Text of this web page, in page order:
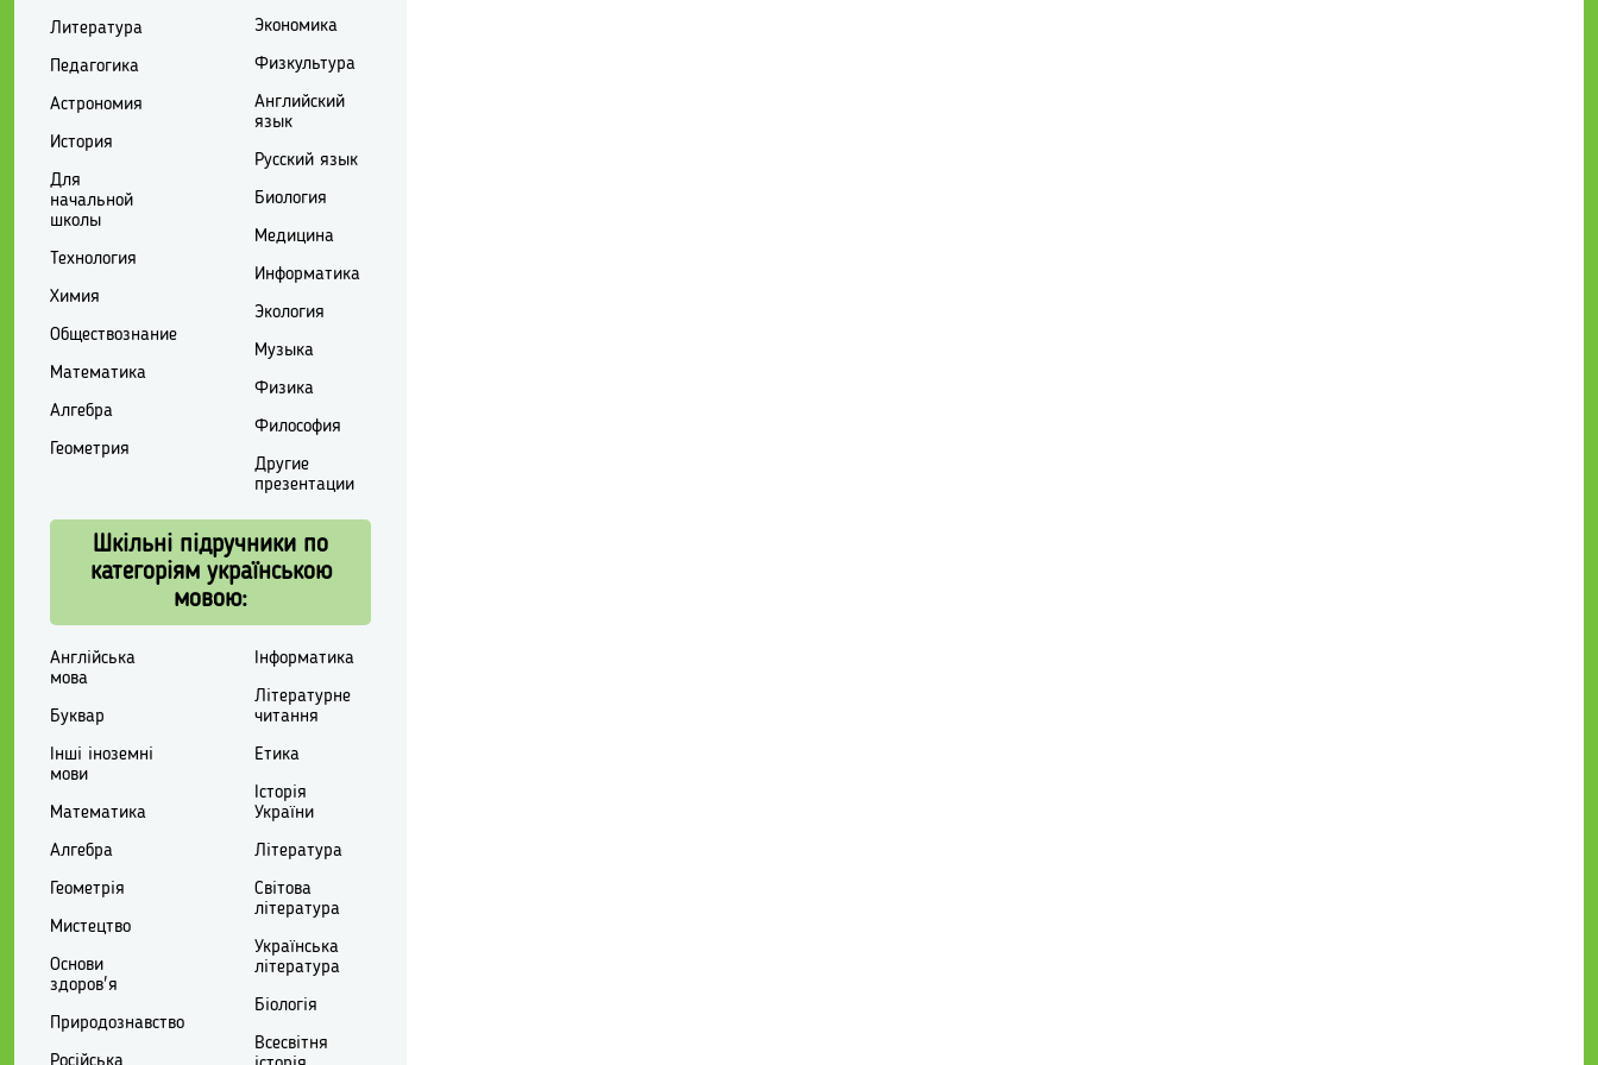
Литература
Педагогика
Астрономия
История
Для
начальной
школы
Технология
Химия
Обществознание
Математика
Алгебра
Геометрия
Экономика
Физкультура
Английский
язык
Русский язык
Биология
Медицина
Информатика
Экология
Музыка
Физика
Философия
Другие
презентации
Шкільні підручники по
категоріям українською
мовою:
Англійська
мова
Буквар
Інші іноземні
мови
Математика
Алгебра
Геометрія
Мистецтво
Основи
здоров'я
Природознавство
Інформатика
Літературне
читання
Етика
Історія
України
Література
Світова
література
Українська
література
Біологія
Всесвітня